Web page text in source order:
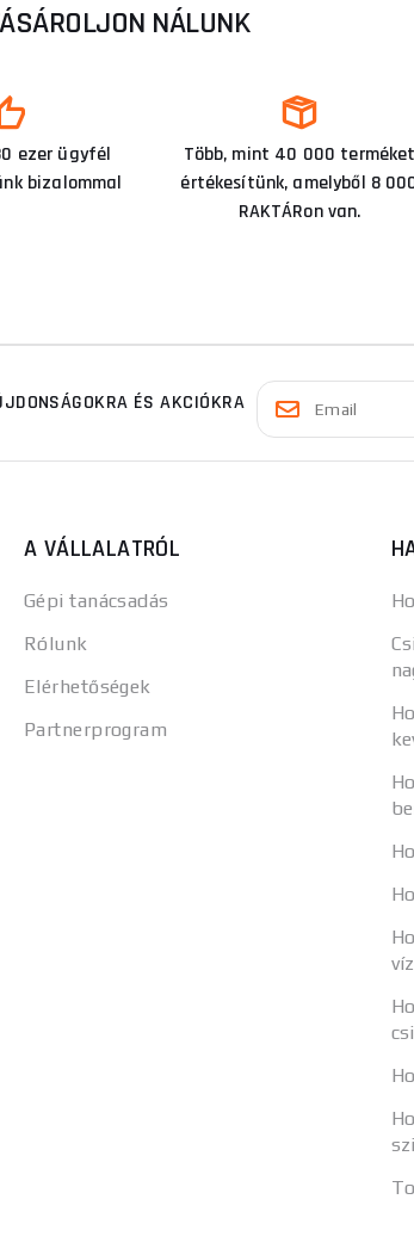
NÁLUNK
ezer ügyfél
bizalommal
Több, mint 40 000 terméket
értékesítünk, amelyből 8
RAKTÁRon van.
ÉS AKCIÓKRA
A VÁLLALATRÓL
Gépi tanácsadás
Rólunk
Elérhetőségek
Partnerprogram